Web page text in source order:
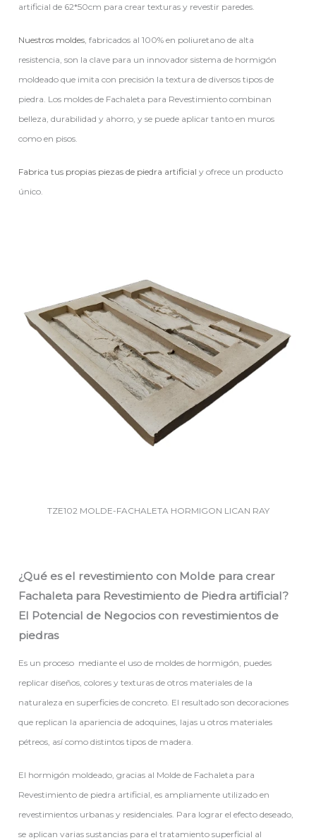
artificial de 62*50cm para crear texturas y revestir paredes.
Nuestros moldes , fabricados al 100% en poliuretano de alta
resistencia, son la clave para un innovador sistema de hormigón
moldeado que imita con precisión la textura de diversos tipos de
piedra. Los moldes de Fachaleta para Revestimiento combinan
belleza, durabilidad y ahorro, y se puede aplicar tanto en muros
como en pisos.
Fabrica tus propias piezas de piedra artificial y ofrece un producto
único.
TZE102 MOLDE-FACHALETA HORMIGON LICAN RAY
¿Qué es el revestimiento con Molde para crear
Fachaleta para Revestimiento de Piedra artificial?
El Potencial de Negocios con revestimientos de
piedras
Es un proceso mediante el uso de moldes de hormigón, puedes
replicar diseños, colores y texturas de otros materiales de la
naturaleza en superficies de concreto. El resultado son decoraciones
que replican la apariencia de adoquines, lajas u otros materiales
pétreos, así como distintos tipos de madera.
El hormigón moldeado, gracias al Molde de Fachaleta para
Revestimiento de piedra artificial, es ampliamente utilizado en
revestimientos urbanas y residenciales. Para lograr el efecto deseado,
se aplican varias sustancias para el tratamiento superficial al